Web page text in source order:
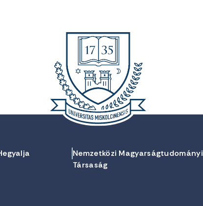
Nemzetközi Magyarságtudományi
Társaság